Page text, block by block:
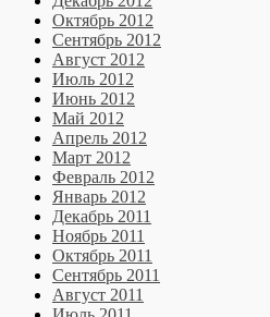
Октябрь 2012
Сентябрь 2012
Август 2012
Июль 2012
Июнь 2012
Май 2012
Апрель 2012
Март 2012
Февраль 2012
Январь 2012
Декабрь 2011
Ноябрь 2011
Октябрь 2011
Сентябрь 2011
Август 2011